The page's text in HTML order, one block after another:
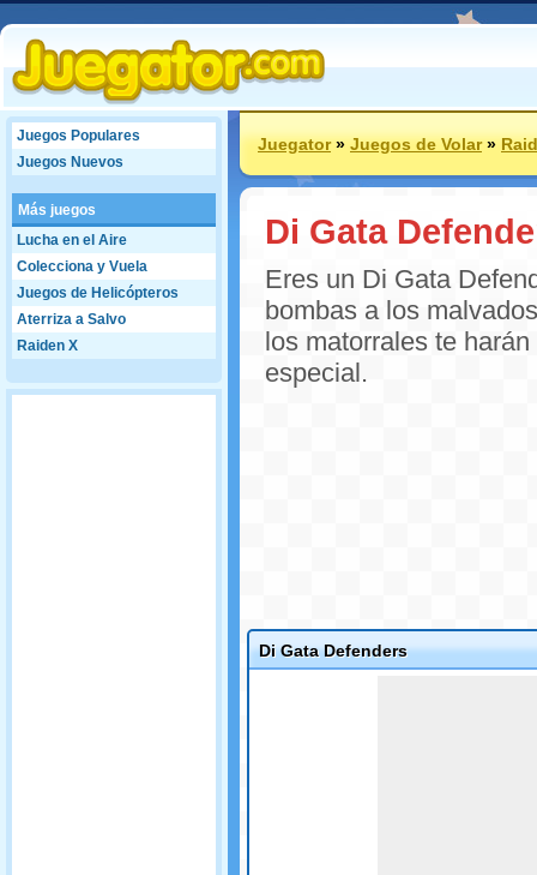
Juegos Populares
Juegos Nuevos
Más juegos
Lucha en el Aire
Colecciona y Vuela
Juegos de Helicópteros
Aterriza a Salvo
Raiden X
Juegator»Juegos de Volar»
Di Gata
Eres un Di Gata
bombas a los
los matorrales te
especial.
Di Gata Defenders